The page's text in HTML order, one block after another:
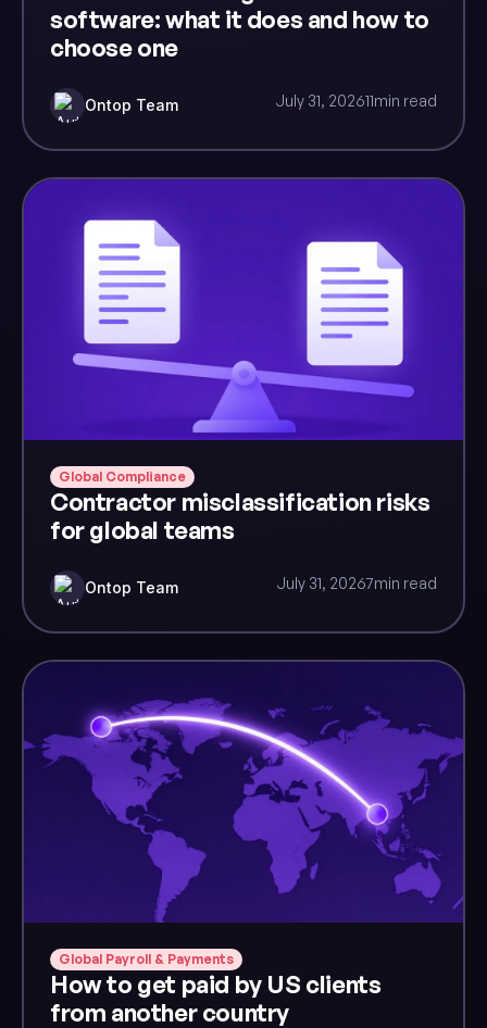
software: what it does and how to
choose one
Ontop Team July 31, 202611min read
Global Compliance
Contractor misclassification risks
for global teams
Ontop Team July 31, 20267min read
Global Payroll & Payments
How to get paid by US clients
from another country